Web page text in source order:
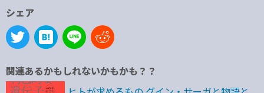
シェア
関連あるかもしれないかもかも？？